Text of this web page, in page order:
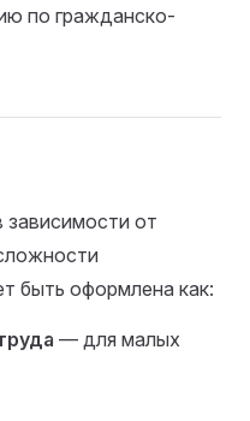
по гражданско-
от
быть оформлена как:
— для малых